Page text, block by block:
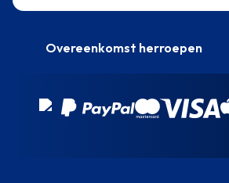
Overeenkomst herroepen